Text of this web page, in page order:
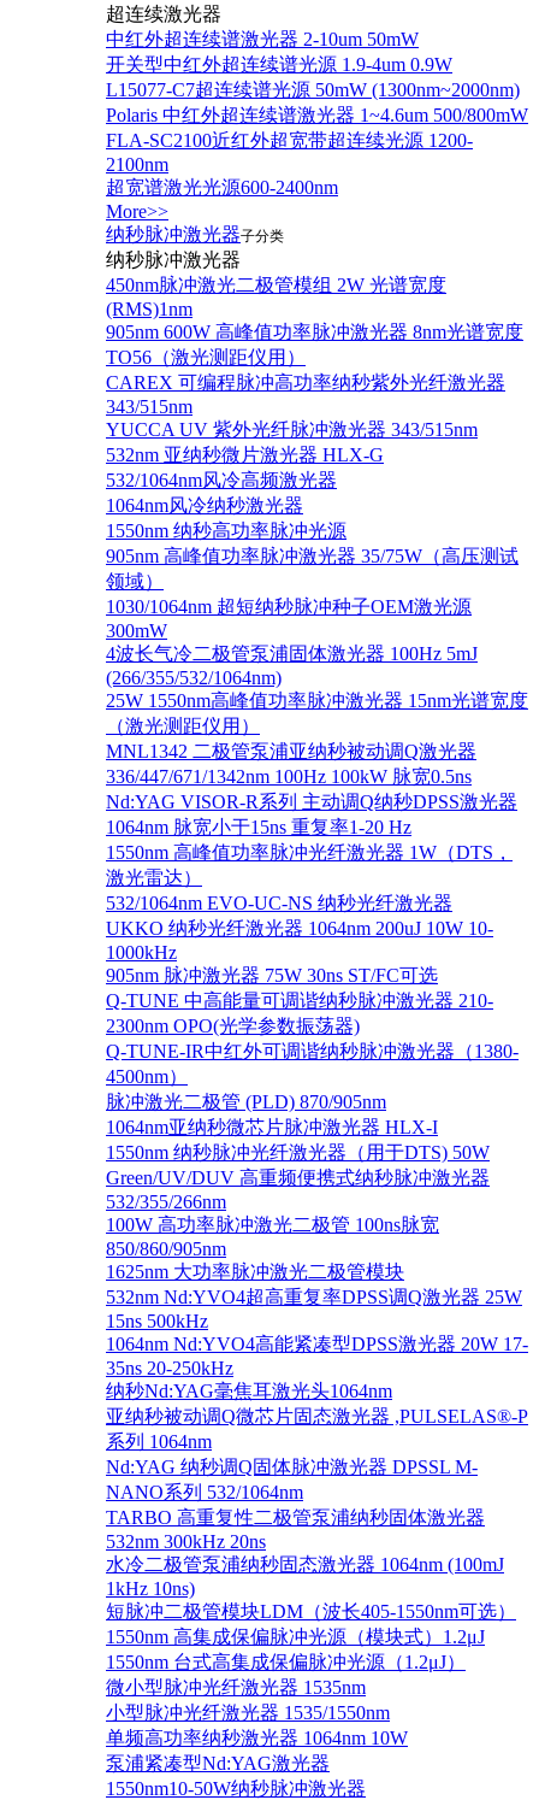
超连续激光器
中红外超连续谱激光器 2-10um 50mW
开关型中红外超连续谱光源 1.9-4um 0.9W
L15077-C7超连续谱光源 50mW (1300nm~2000nm)
Polaris 中红外超连续谱激光器 1~4.6um 500/800mW
FLA-SC2100近红外超宽带超连续光源 1200-
2100nm
超宽谱激光光源600-2400nm
More>>
纳秒脉冲激光器子分类
纳秒脉冲激光器
450nm脉冲激光二极管模组 2W 光谱宽度
(RMS)1nm
905nm 600W 高峰值功率脉冲激光器 8nm光谱宽度
TO56（激光测距仪用）
CAREX 可编程脉冲高功率纳秒紫外光纤激光器
343/515nm
YUCCA UV 紫外光纤脉冲激光器 343/515nm
532nm 亚纳秒微片激光器 HLX-G
532/1064nm风冷高频激光器
1064nm风冷纳秒激光器
1550nm 纳秒高功率脉冲光源
905nm 高峰值功率脉冲激光器 35/75W（高压测试
领域）
1030/1064nm 超短纳秒脉冲种子OEM激光源
300mW
4波长气冷二极管泵浦固体激光器 100Hz 5mJ
(266/355/532/1064nm)
25W 1550nm高峰值功率脉冲激光器 15nm光谱宽度
（激光测距仪用）
MNL1342 二极管泵浦亚纳秒被动调Q激光器
336/447/671/1342nm 100Hz 100kW 脉宽0.5ns
Nd:YAG VISOR-R系列 主动调Q纳秒DPSS激光器
1064nm 脉宽小于15ns 重复率1-20 Hz
1550nm 高峰值功率脉冲光纤激光器 1W（DTS，
激光雷达）
532/1064nm EVO-UC-NS 纳秒光纤激光器
UKKO 纳秒光纤激光器 1064nm 200uJ 10W 10-
1000kHz
905nm 脉冲激光器 75W 30ns ST/FC可选
Q-TUNE 中高能量可调谐纳秒脉冲激光器 210-
2300nm OPO(光学参数振荡器)
Q-TUNE-IR中红外可调谐纳秒脉冲激光器（1380-
4500nm）
脉冲激光二极管 (PLD) 870/905nm
1064nm亚纳秒微芯片脉冲激光器 HLX-I
1550nm 纳秒脉冲光纤激光器（用于DTS) 50W
Green/UV/DUV 高重频便携式纳秒脉冲激光器
532/355/266nm
100W 高功率脉冲激光二极管 100ns脉宽
850/860/905nm
1625nm 大功率脉冲激光二极管模块
532nm Nd:YVO4超高重复率DPSS调Q激光器 25W
15ns 500kHz
1064nm Nd:YVO4高能紧凑型DPSS激光器 20W 17-
35ns 20-250kHz
纳秒Nd:YAG毫焦耳激光头1064nm
亚纳秒被动调Q微芯片固态激光器 ,PULSELAS®-P
系列 1064nm
Nd:YAG 纳秒调Q固体脉冲激光器 DPSSL M-
NANO系列 532/1064nm
TARBO 高重复性二极管泵浦纳秒固体激光器
532nm 300kHz 20ns
水冷二极管泵浦纳秒固态激光器 1064nm (100mJ
1kHz 10ns)
短脉冲二极管模块LDM（波长405-1550nm可选）
1550nm 高集成保偏脉冲光源（模块式）1.2μJ
1550nm 台式高集成保偏脉冲光源（1.2μJ）
微小型脉冲光纤激光器 1535nm
小型脉冲光纤激光器 1535/1550nm
单频高功率纳秒激光器 1064nm 10W
泵浦紧凑型Nd:YAG激光器
1550nm10-50W纳秒脉冲激光器